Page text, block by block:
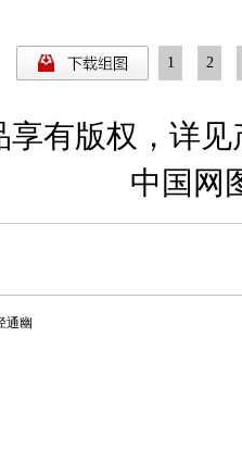
1 2
有版权，详见
中国网
通幽